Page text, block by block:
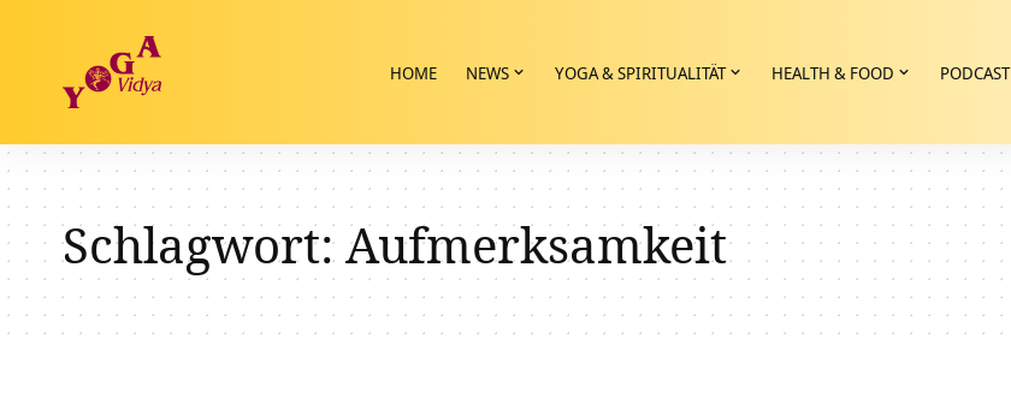
HOME NEWS YOGA & SPIRITUALITÄT HEALTH & FOOD PODCAST
Schlagwort:Aufmerksamkeit